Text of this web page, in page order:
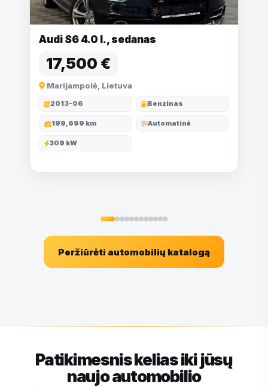
Audi S6 4.0 l., sedanas
17,500 €
Marijampolė, Lietuva
2013-06 Benzinas
199,699 km Automatinė
309 kW
Peržiūrėti automobilių katalogą
Patikimesnis kelias iki jūsų
naujo automobilio